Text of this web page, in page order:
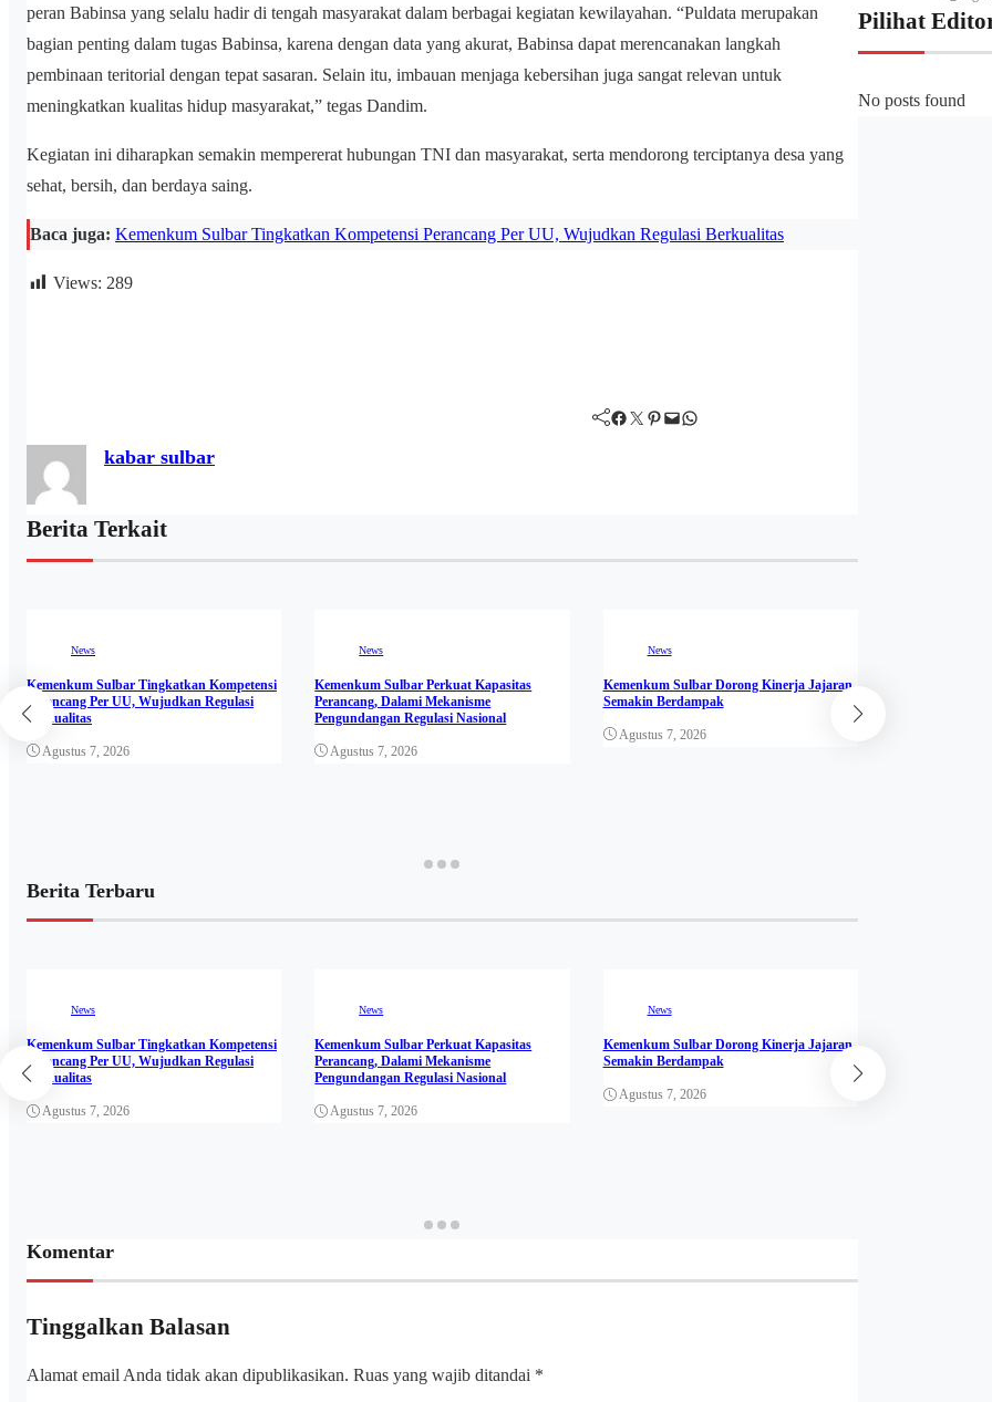
peran Babinsa yang selalu hadir di tengah masyarakat dalam berbagai kegiatan kewilayahan. “Puldata merupakan
bagian penting dalam tugas Babinsa, karena dengan data yang akurat, Babinsa dapat merencanakan langkah
pembinaan teritorial dengan tepat sasaran. Selain itu, imbauan menjaga kebersihan juga sangat relevan untuk
meningkatkan kualitas hidup masyarakat,” tegas Dandim.
Kegiatan ini diharapkan semakin mempererat hubungan TNI dan masyarakat, serta mendorong terciptanya desa yang
sehat, bersih, dan berdaya saing.
Baca juga: Kemenkum Sulbar Tingkatkan Kompetensi Perancang Per UU, Wujudkan Regulasi Berkualitas
Views: 289
Facebook Twitter Pinterest Mail WhatsApp
kabar sulbar
Berita Terkait
News
Kemenkum Sulbar Tingkatkan Kompetensi
Perancang Per UU, Wujudkan Regulasi
Berkualitas
Agustus 7, 2026
News
Kemenkum Sulbar Perkuat Kapasitas
Perancang, Dalami Mekanisme
Pengundangan Regulasi Nasional
Agustus 7, 2026
News
Kemenkum Sulbar Dorong Kinerja Jajaran
Semakin Berdampak
Agustus 7, 2026
Berita Terbaru
News
Kemenkum Sulbar Tingkatkan Kompetensi
Perancang Per UU, Wujudkan Regulasi
Berkualitas
Agustus 7, 2026
News
Kemenkum Sulbar Perkuat Kapasitas
Perancang, Dalami Mekanisme
Pengundangan Regulasi Nasional
Agustus 7, 2026
News
Kemenkum Sulbar Dorong Kinerja Jajaran
Semakin Berdampak
Agustus 7, 2026
Komentar
Tinggalkan Balasan
Alamat email Anda tidak akan dipublikasikan. Ruas yang wajib ditandai *
Pilihat
No posts found